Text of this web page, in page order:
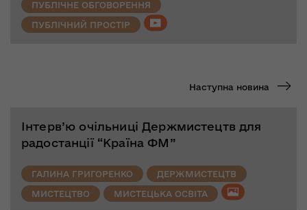
ПУБЛІЧНЕ ОБГОВОРЕННЯ
ПУБЛІЧНИЙ ПРОСТІР
Наступна новина
Інтерв’ю очільниці Держмистецтв для
радостанції “Країна ФМ”
ГАЛИНА ГРИГОРЕНКО ДЕРЖМИСТЕЦТВ
МИСТЕЦТВО МИСТЕЦЬКА ОСВІТА